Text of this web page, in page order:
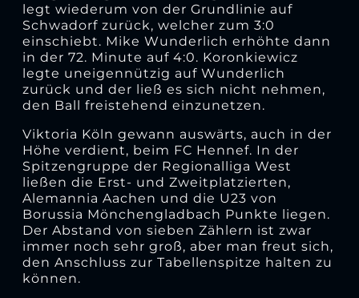
legt wiederum von der Grundlinie auf
Schwadorf zurück, welcher zum 3:0
einschiebt. Mike Wunderlich erhöhte dann
in der 72. Minute auf 4:0. Koronkiewicz
legte uneigennützig auf Wunderlich
zurück und der ließ es sich nicht nehmen,
den Ball freistehend einzunetzen.
Viktoria Köln gewann auswärts, auch in der
Höhe verdient, beim FC Hennef. In der
Spitzengruppe der Regionalliga West
ließen die Erst- und Zweitplatzierten,
Alemannia Aachen und die U23 von
Borussia Mönchengladbach Punkte liegen.
Der Abstand von sieben Zählern ist zwar
immer noch sehr groß, aber man freut sich,
den Anschluss zur Tabellenspitze halten zu
können.